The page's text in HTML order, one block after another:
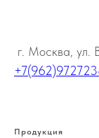
г. Москва, ул.
Продукция